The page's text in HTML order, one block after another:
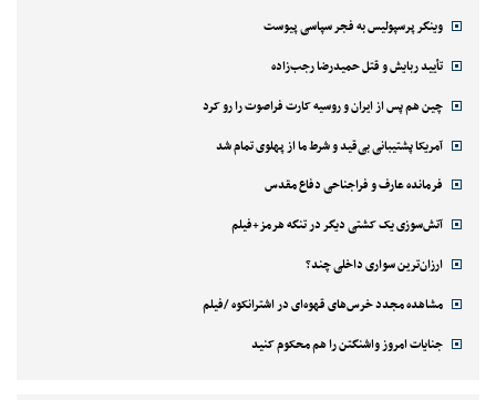
وینگر پرسپولیس به فجر سپاسی پیوست
تأیید ربایش و قتل حمیدرضا رجب‌زاده
چین هم پس از ایران و روسیه کارت فراصوت را رو کرد
آمریکا پشتیبانی بی‌قید و شرط ما از پهلوی تمام شد
فرمانده عارف و فراجناحی دفاع مقدس
آتش‌سوزی یک کشتی دیگر در تنگه هرمز+فیلم
ارزان‌ترین سواری داخلی چند؟
مشاهده مجدد خرس‌های قهوه‌ای در اشترانکوه /فیلم
جنایات امروز واشنگتن را هم محکوم کنید